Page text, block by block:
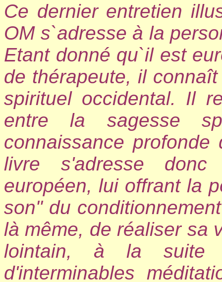
Ce dernier entretien
OM s`adresse à la
Etant donné qu`il est
de thérapeute, il
spirituel occidental. Il
entre la sagesse
connaissance
livre s'adresse donc
européen, lui offrant la
son" du
là même, de réaliser sa
lointain, à la suite
d'interminables